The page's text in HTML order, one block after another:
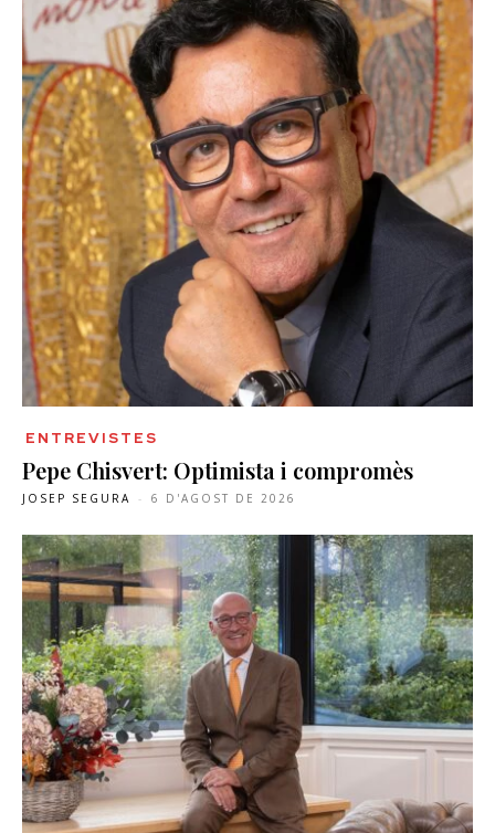
ENTREVISTES
Pepe Chisvert: Optimista i compromès
JOSEP SEGURA - 6 D'AGOST DE 2026